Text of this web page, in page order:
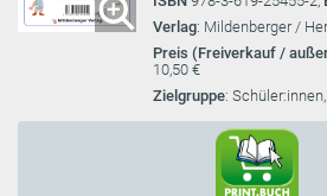
Verlag: Mildenberger /
Preis (Freiverkauf /
10,50 €
Zielgruppe: